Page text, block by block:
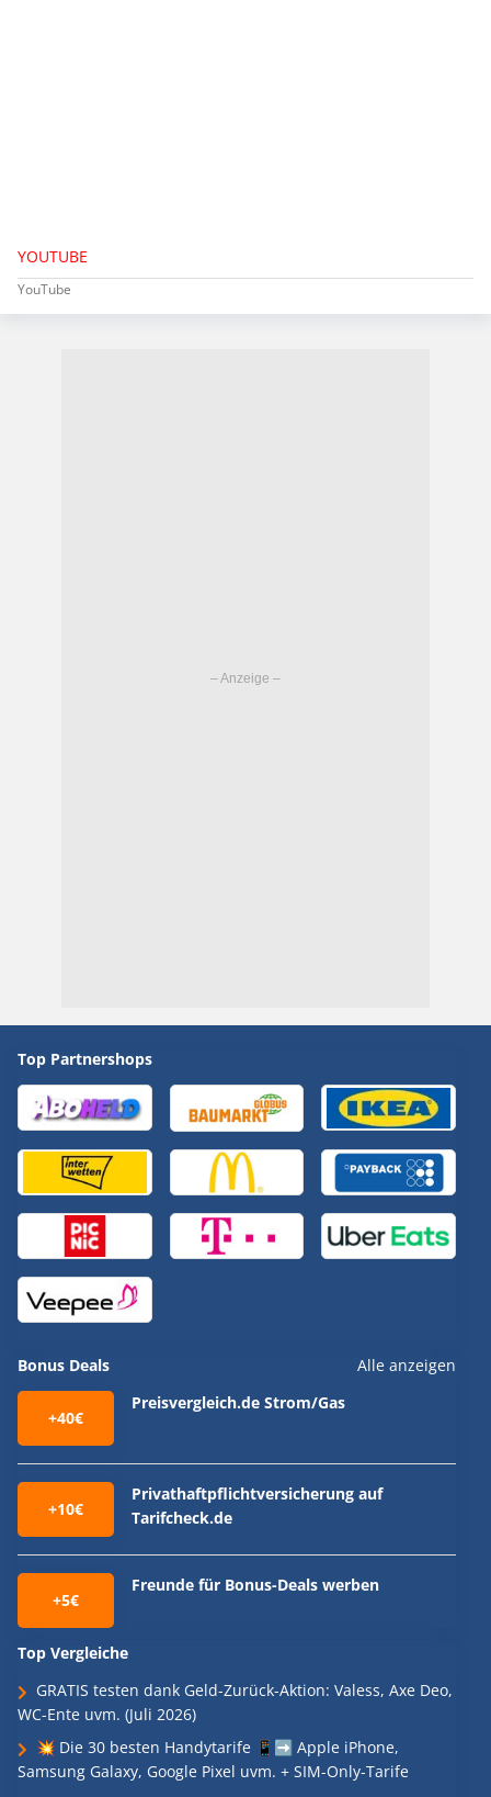
YOUTUBE
YouTube
Top Partnershops
Bonus Deals Alle anzeigen
+40€
Preisvergleich.de Strom/Gas
+10€
Privathaftpflichtversicherung auf
Tarifcheck.de
+5€
Freunde für Bonus-Deals werben
Top Vergleiche
GRATIS testen dank Geld-Zurück-Aktion: Valess, Axe Deo,
WC-Ente uvm. (Juli 2026)
💥 Die 30 besten Handytarife 📱➡️ Apple iPhone,
Samsung Galaxy, Google Pixel uvm. + SIM-Only-Tarife